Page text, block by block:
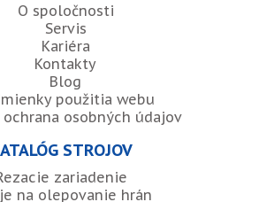
O spoločnosti
Servis
Kariéra
Kontakty
Blog
použitia webu
ochrana osobných údajov
STROJOV
zariadenie
na olepovanie hrán